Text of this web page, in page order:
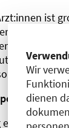
Wir
dienen
ist
wird,
auf eine
erhält